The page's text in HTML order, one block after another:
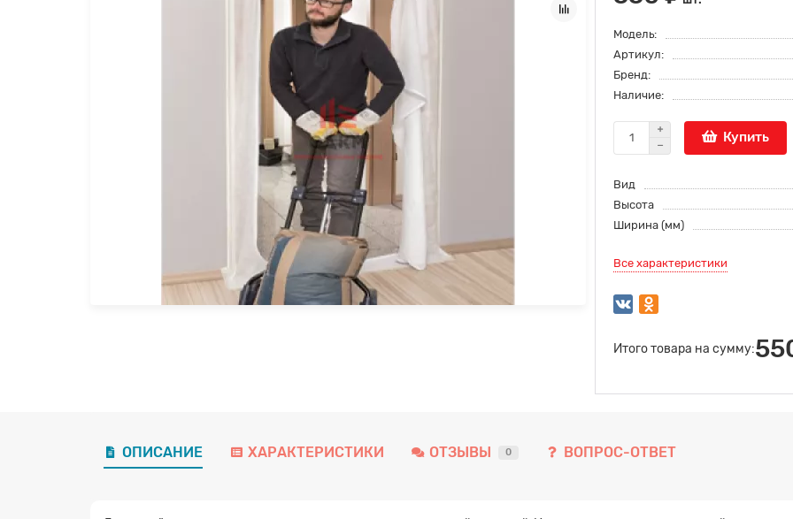
Модель:
Артикул:
Бренд:
Наличие:
Купить
Вид
Высота
Ширина (мм)
Все характеристики
Итого товара на сумму:
ОПИСАНИЕ ХАРАКТЕРИСТИКИ ОТЗЫВЫ 0 ВОПРОС-ОТВЕТ